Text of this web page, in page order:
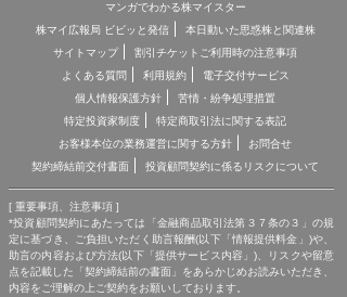
マンガでわかる株マイスター
株マイ広報局 ビビッと発信
本日動いた思惑株と関連株
サイトマップ
割引チケットご利用時の注意事項
よくある質問
利用規約
電子交付サービス
個人情報保護方針
苦情・紛争処理措置
特定投資家制度
特定商取引法に関する表記
お客様本位の業務運営に関する方針
お問合せ
契約締結前交付書面
投資顧問契約に係るリスクについて
[ 重要事項、注意事項 ]
*投資顧問契約にあたっては「金融商品取引法第３７条の３」の規
定に基づき、ご負担いただく助言報酬(以下「情報提供料金」)や、
助言の内容および方法(以下「提供サービス内容」)、リスクや留意
点を記載した「契約締結前の書面」をあらかじめお読みいただき、
内容をご理解の上ご契約をお願いしております。